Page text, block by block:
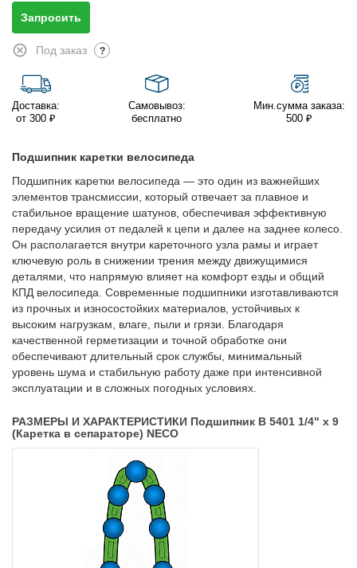
Запросить
Под заказ ?
Доставка:
от 300 ₽
Самовывоз:
бесплатно
Мин.сумма заказа:
500 ₽
Подшипник каретки велосипеда
Подшипник каретки велосипеда — это один из важнейших
элементов трансмиссии, который отвечает за плавное и
стабильное вращение шатунов, обеспечивая эффективную
передачу усилия от педалей к цепи и далее на заднее колесо.
Он располагается внутри кареточного узла рамы и играет
ключевую роль в снижении трения между движущимися
деталями, что напрямую влияет на комфорт езды и общий
КПД велосипеда. Современные подшипники изготавливаются
из прочных и износостойких материалов, устойчивых к
высоким нагрузкам, влаге, пыли и грязи. Благодаря
качественной герметизации и точной обработке они
обеспечивают длительный срок службы, минимальный
уровень шума и стабильную работу даже при интенсивной
эксплуатации и в сложных погодных условиях.
РАЗМЕРЫ И ХАРАКТЕРИСТИКИ Подшипник B 5401 1/4" x 9
(Каретка в сепараторе) NECO